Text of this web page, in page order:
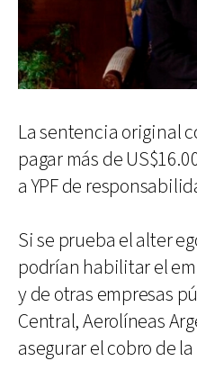
La sentencia original
pagar más de
a YPF de
Si se prueba el alter
podrían habilitar el
y de otras empresas
Central, Aerolíneas
asegurar el cobro de